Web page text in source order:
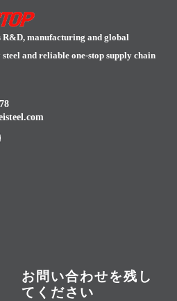
R&D, manufacturing and global
and reliable one-stop supply chain
お問い合わせを残し
てください